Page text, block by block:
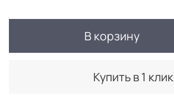
В корзину
Купить в 1 клик